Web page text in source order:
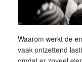
Waarom werkt de
vaak ontzettend